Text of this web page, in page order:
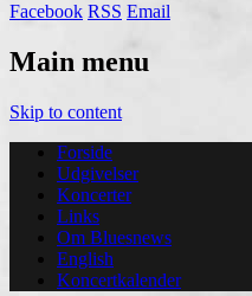
Facebook RSS Email
Main menu
Skip to content
Forside
Udgivelser
Koncerter
Links
Om Bluesnews
English
Koncertkalender